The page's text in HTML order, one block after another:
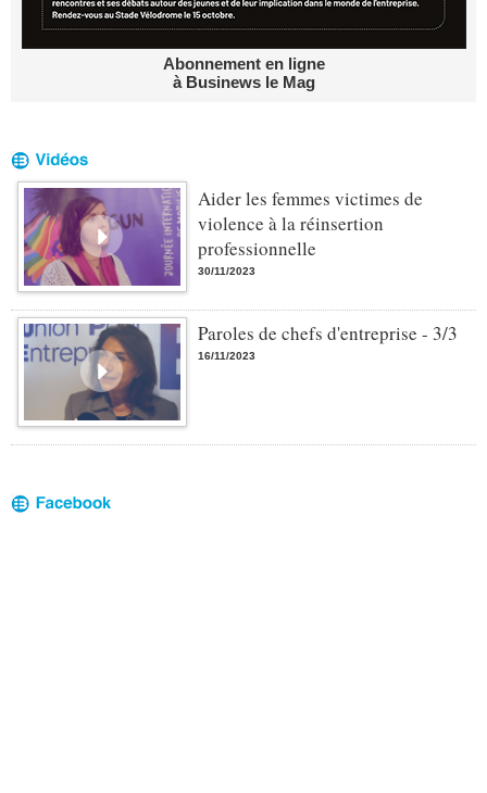
Abonnement en ligne
à Businews le Mag
Aider les femmes victimes de
violence à la réinsertion
professionnelle
30/11/2023
Paroles de chefs d'entreprise - 3/3
16/11/2023